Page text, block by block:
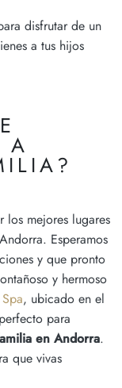
disfrutar de un
a tus hijos
A
los mejores lugares
Esperamos
y que pronto
y hermoso
, ubicado en el
para
en Andorra.
que vivas